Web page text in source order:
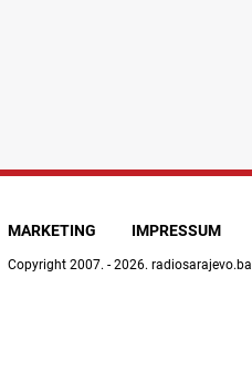
MARKETING IMPRESSUM
Copyright 2007. - 2026. radiosarajevo.ba